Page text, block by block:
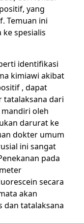
yang
Temuan ini
spesialis
identifikasi
kimiawi akibat
, dapat
tatalaksana dari
oleh
darurat ke
dokter umum
ini sangat
pada
secara
akan
dan tatalaksana